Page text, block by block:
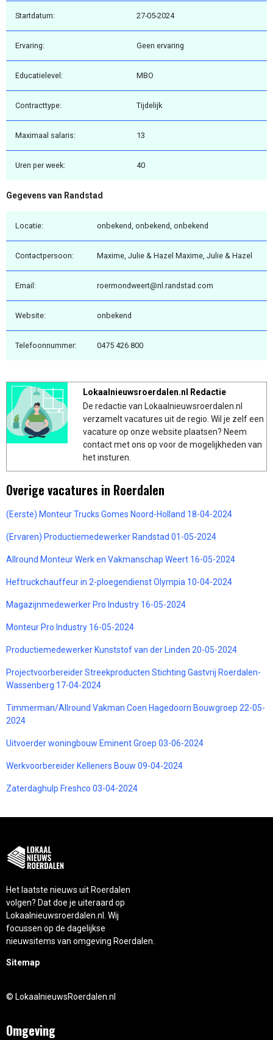
Startdatum: 27-05-2024
Ervaring: Geen ervaring
Educatielevel: MBO
Contracttype: Tijdelijk
Maximaal salaris: 13
Uren per week: 40
Gegevens van Randstad
Locatie: onbekend, onbekend, onbekend
Contactpersoon: Maxime, Julie & Hazel Maxime, Julie & Hazel
Email: roermondweert@nl.randstad.com
Website: onbekend
Telefoonnummer: 0475 426 800
Lokaalnieuwsroerdalen.nl Redactie
De redactie van Lokaalnieuwsroerdalen.nl
verzamelt vacatures uit de regio. Wil je zelf een
vacature op onze website plaatsen? Neem
contact met ons op voor de mogelijkheden van
het insturen.
Overige vacatures in Roerdalen
(Eerste) Monteur Trucks Gomes Noord-Holland 18-04-2024
(Ervaren) Productiemedewerker Randstad 01-05-2024
Allround Monteur Werk en Vakmanschap Weert 16-05-2024
Heftruckchauffeur in 2-ploegendienst Olympia 10-04-2024
Magazijnmedewerker Pro Industry 16-05-2024
Monteur Pro Industry 16-05-2024
Productiemedewerker Kunststof van der Linden 20-05-2024
Projectvoorbereider Streekproducten Stichting Gastvrij Roerdalen-
Wassenberg 17-04-2024
Timmerman/Allround Vakman Coen Hagedoorn Bouwgroep 22-05-
2024
Uitvoerder woningbouw Eminent Groep 03-06-2024
Werkvoorbereider Kelleners Bouw 09-04-2024
Zaterdaghulp Freshco 03-04-2024
Het laatste nieuws uit Roerdalen
volgen? Dat doe je uiteraard op
Lokaalnieuwsroerdalen.nl. Wij
focussen op de dagelijkse
nieuwsitems van omgeving Roerdalen.
Sitemap
© LokaalnieuwsRoerdalen.nl
Omgeving